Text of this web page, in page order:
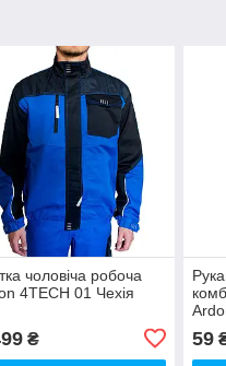
чоловіча робоча
4TECH 01 Чехія
₴ 59